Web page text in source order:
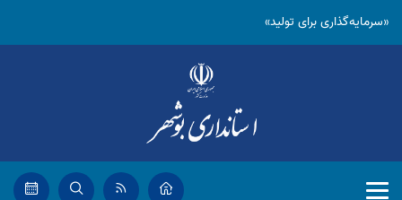
«سرمایه‌گذاری برای تولید»